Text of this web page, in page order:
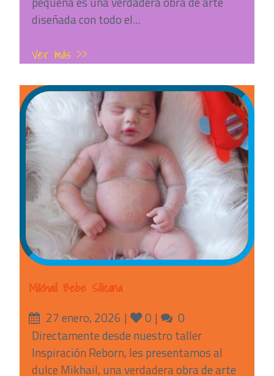
diseñada con todo el...
Ver más >>
Mikhail Bebe Silicona
Posted
on
27 enero, 2026 Likes
0 Comments
0
Directamente desde nuestro taller
Inspiración Reborn, les presentamos al
dulce Mikhail, una verdadera obra de arte